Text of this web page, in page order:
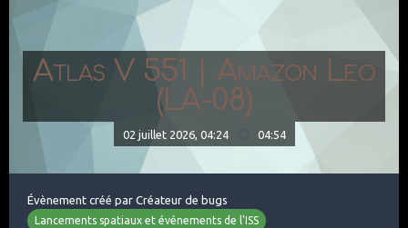
Atlas V 551 | Amazon Leo
(LA-08)
02 juillet 2026, 04:24 04:54
Évènement créé par Créateur de bugs
Lancements spatiaux et événements de l'ISS